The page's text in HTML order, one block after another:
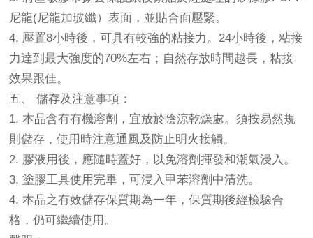
尼龍(尼龍加玻纖）表面，並貼合面壓緊。
4. 壓置8小時後，可具有較強的粘接力。24小時後，粘接
力達到最大強度的70%左右；自然存放時間越長，粘接
效果跟佳。
五、 儲存及注意事項：
1. 本品含有有機溶劑，宜放於陰涼乾燥處。須按易然規
則儲存，使用時注意通風及防止明火接觸。
2. 膠液用後，應隨時蓋好，以免溶劑揮發和潮氣浸入。
3. 塗膠工具使用完畢，可浸入甲苯溶劑中清洗。
4. 本品之有效儲存保質期為一年，保質期後經檢驗合
格，仍可繼續使用。